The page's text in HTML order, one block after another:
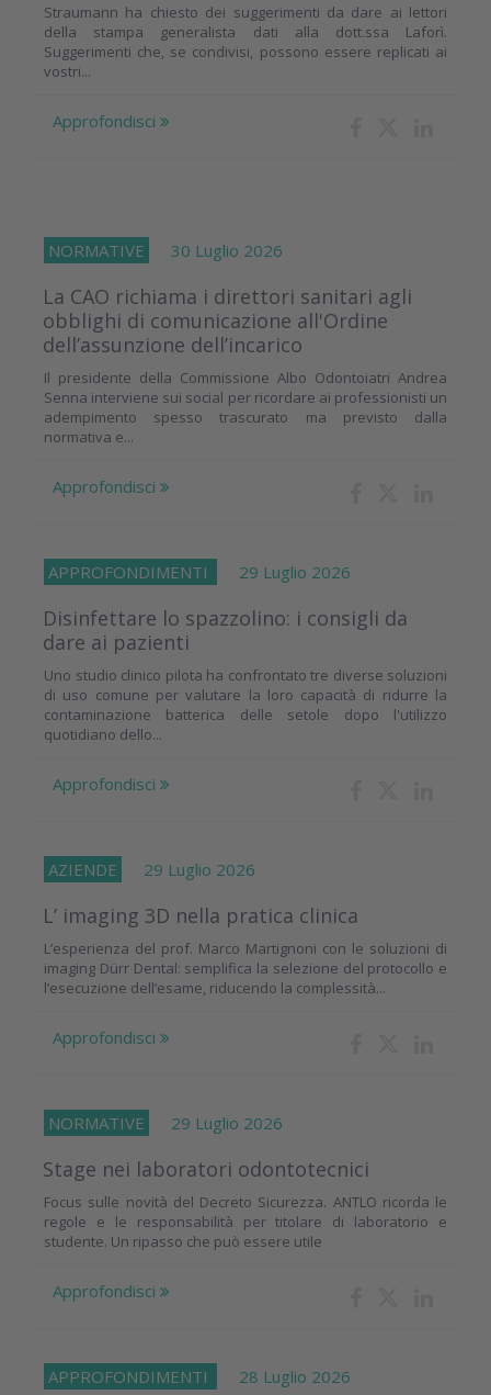
Straumann ha chiesto dei suggerimenti da dare ai lettori
della stampa generalista dati alla dott.ssa Laforì.
Suggerimenti che, se condivisi, possono essere replicati ai
vostri...
Approfondisci
NORMATIVE 30 Luglio 2026
La CAO richiama i direttori sanitari agli
obblighi di comunicazione all'Ordine
dell’assunzione dell’incarico
Il presidente della Commissione Albo Odontoiatri Andrea
Senna interviene sui social per ricordare ai professionisti un
adempimento spesso trascurato ma previsto dalla
normativa e...
Approfondisci
APPROFONDIMENTI 29 Luglio 2026
Disinfettare lo spazzolino: i consigli da
dare ai pazienti
Uno studio clinico pilota ha confrontato tre diverse soluzioni
di uso comune per valutare la loro capacità di ridurre la
contaminazione batterica delle setole dopo l'utilizzo
quotidiano dello...
Approfondisci
AZIENDE 29 Luglio 2026
L’ imaging 3D nella pratica clinica
L’esperienza del prof. Marco Martignoni con le soluzioni di
imaging Dürr Dental: semplifica la selezione del protocollo e
l’esecuzione dell’esame, riducendo la complessità...
Approfondisci
NORMATIVE 29 Luglio 2026
Stage nei laboratori odontotecnici
Focus sulle novità del Decreto Sicurezza. ANTLO ricorda le
regole e le responsabilità per titolare di laboratorio e
studente. Un ripasso che può essere utile
Approfondisci
APPROFONDIMENTI 28 Luglio 2026